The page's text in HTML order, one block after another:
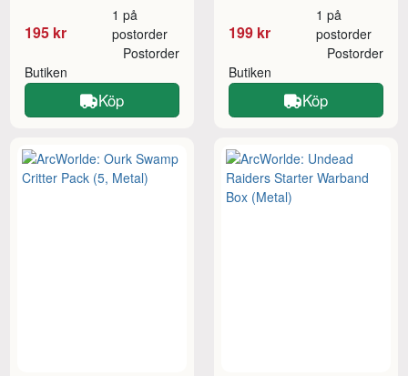
195 kr
1 på
postorder
Butiken
Postorder
Köp
199 kr
1 på
postorder
Butiken
Postorder
Köp